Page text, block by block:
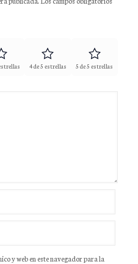
4 de 5 estrellas 5 de 5 estrellas
y web en este navegador para la